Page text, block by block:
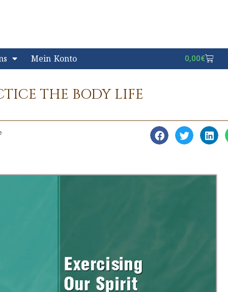
Mein Konto 0,00€
THE BODY LIFE